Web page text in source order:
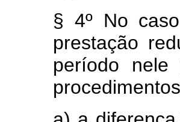
§ 4º No
prestação
período nele